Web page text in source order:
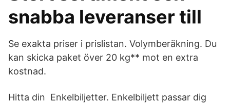
snabba leveranser till
Se exakta priser i prislistan. Volymberäkning. Du
kan skicka paket över 20 kg** mot en extra
kostnad.
Hitta din Enkelbiljetter. Enkelbiljett passar dig